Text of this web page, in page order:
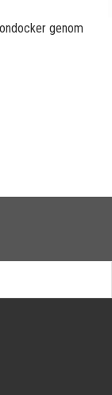
genom